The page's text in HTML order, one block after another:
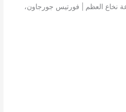
نخاع العظم | فورتيس جورجاون،